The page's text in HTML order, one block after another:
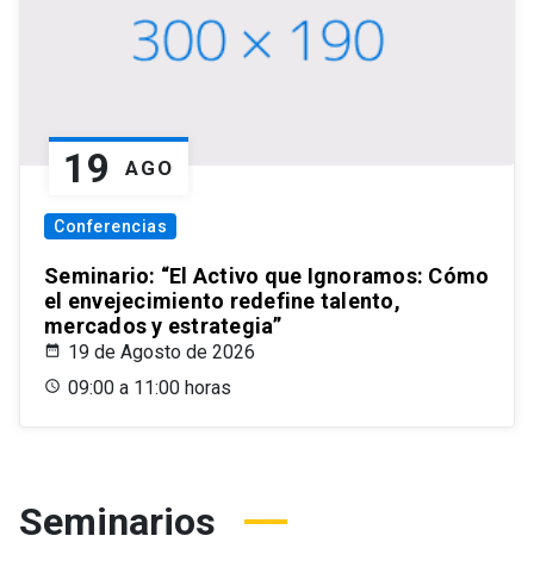
19 AGO
Conferencias
Seminario: “El Activo que Ignoramos: Cómo
el envejecimiento redefine talento,
mercados y estrategia”
19 de Agosto de 2026
09:00 a 11:00 horas
Seminarios